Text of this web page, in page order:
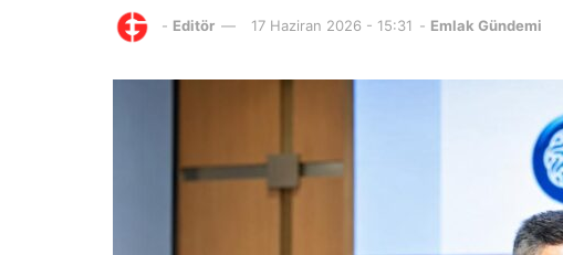
- Editör 17 Haziran 2026 - 15:31 - Emlak Gündemi